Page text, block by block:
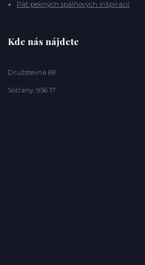
Päť pekných spálňových inšpirácií
Kde nás nájdete
Družstevná 69
Solčany, 956 17